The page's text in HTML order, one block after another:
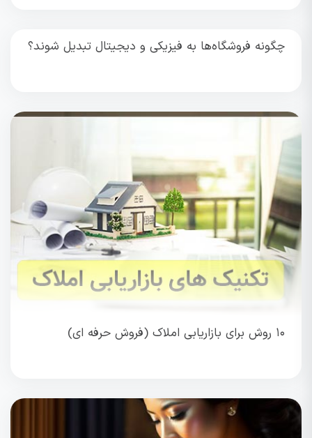
چگونه فروشگاه‌ها به فیزیکی و دیجیتال تبدیل شوند؟
۱۰ روش برای بازاریابی املاک (فروش حرفه ای)